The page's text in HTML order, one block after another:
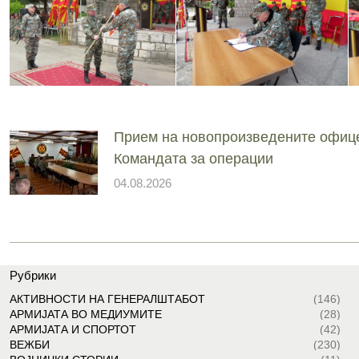
Прием на новопроизведените
Командата за операции
04.08.2026
Рубрики
АКТИВНОСТИ НА ГЕНЕРАЛШТАБОТ
(146)
АРМИЈАТА ВО МЕДИУМИТЕ
(28)
АРМИЈАТА И СПОРТОТ
(42)
ВЕЖБИ
(230)